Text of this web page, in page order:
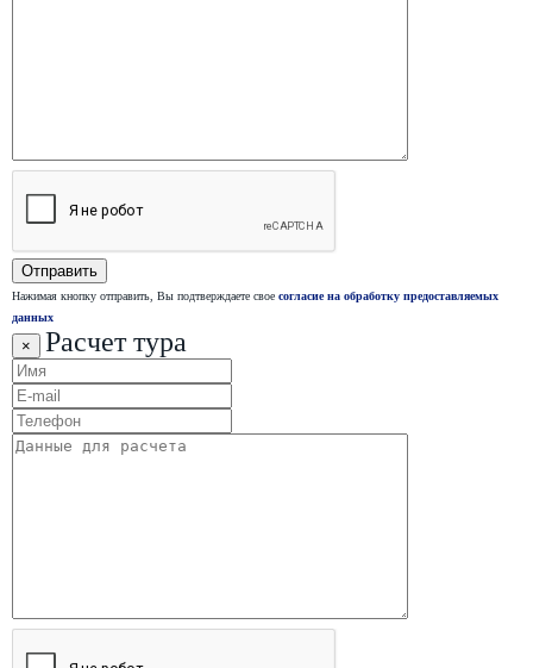
Нажимая кнопку отправить, Вы подтверждаете свое согласие на обработку предоставляемых
данных
× Расчет тура